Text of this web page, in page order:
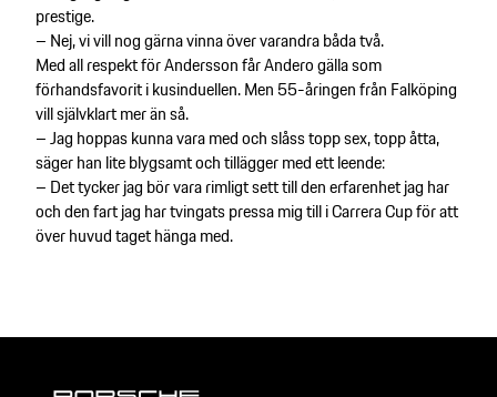
prestige.
– Nej, vi vill nog gärna vinna över varandra båda två.
Med all respekt för Andersson får Andero gälla som
förhandsfavorit i kusinduellen. Men 55-åringen från Falköping
vill självklart mer än så.
– Jag hoppas kunna vara med och slåss topp sex, topp åtta,
säger han lite blygsamt och tillägger med ett leende:
– Det tycker jag bör vara rimligt sett till den erfarenhet jag har
och den fart jag har tvingats pressa mig till i Carrera Cup för att
över huvud taget hänga med.